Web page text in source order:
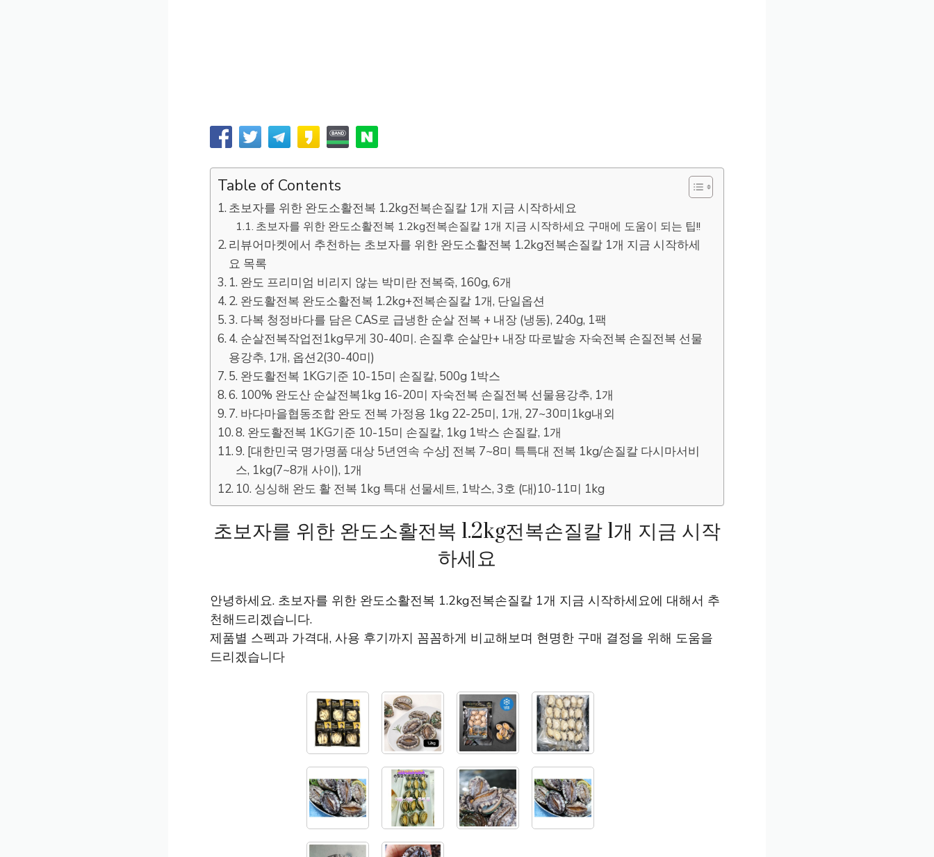
Table of Contents
초보자를 위한 완도소활전복 1.2kg전복손질칼 1개 지금 시작하세요
초보자를 위한 완도소활전복 1.2kg전복손질칼 1개 지금 시작하세요 구매에 도움이 되는 팁!!
리뷰어마켓에서 추천하는 초보자를 위한 완도소활전복 1.2kg전복손질칼 1개 지금 시작하세
요 목록
1. 완도 프리미엄 비리지 않는 박미란 전복죽, 160g, 6개
2. 완도활전복 완도소활전복 1.2kg+전복손질칼 1개, 단일옵션
3. 다복 청정바다를 담은 CAS로 급냉한 순살 전복 + 내장 (냉동), 240g, 1팩
4. 순살전복작업전1kg무게 30-40미. 손질후 순살만+ 내장 따로발송 자숙전복 손질전복 선물
용강추, 1개, 옵션2(30-40미)
5. 완도활전복 1KG기준 10-15미 손질칼, 500g 1박스
6. 100% 완도산 순살전복1kg 16-20미 자숙전복 손질전복 선물용강추, 1개
7. 바다마을협동조합 완도 전복 가정용 1kg 22-25미, 1개, 27~30미1kg내외
8. 완도활전복 1KG기준 10-15미 손질칼, 1kg 1박스 손질칼, 1개
9. [대한민국 명가명품 대상 5년연속 수상] 전복 7~8미 특특대 전복 1kg/손질칼 다시마서비
스, 1kg(7~8개 사이), 1개
10. 싱싱해 완도 활 전복 1kg 특대 선물세트, 1박스, 3호 (대)10-11미 1kg
초보자를 위한 완도소활전복 1.2kg전복손질칼 1개 지금 시작
하세요
안녕하세요. 초보자를 위한 완도소활전복 1.2kg전복손질칼 1개 지금 시작하세요에 대해서 추
천해드리겠습니다.
제품별 스펙과 가격대, 사용 후기까지 꼼꼼하게 비교해보며 현명한 구매 결정을 위해 도움을
드리겠습니다